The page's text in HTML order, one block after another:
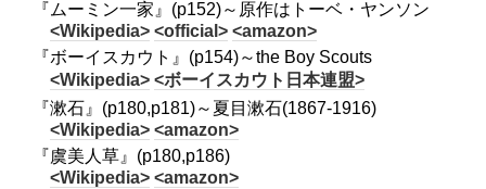
『ムーミン一家』(p152)～原作はトーベ・ヤンソン
<Wikipedia> <official> <amazon>
『ボーイスカウト』(p154)～the Boy Scouts
<Wikipedia> <ボーイスカウト日本連盟>
『漱石』(p180,p181)～夏目漱石(1867-1916)
<Wikipedia> <amazon>
『虞美人草』(p180,p186)
<Wikipedia> <amazon>